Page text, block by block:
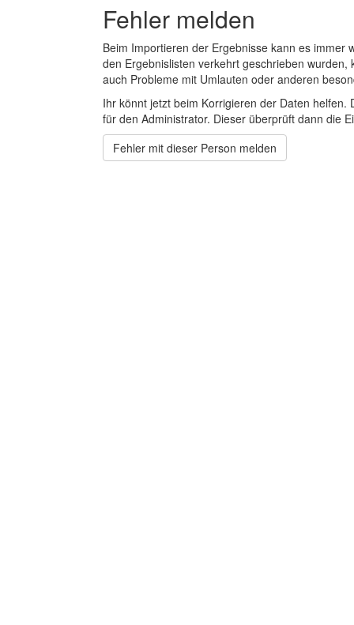
Fehler melden
Beim Importieren der Ergebnisse kann es
den Ergebnislisten verkehrt geschrieben
auch Probleme mit Umlauten oder anderen
Ihr könnt jetzt beim Korrigieren der Daten
für den Administrator. Dieser überprüft dann die
Fehler mit dieser Person melden